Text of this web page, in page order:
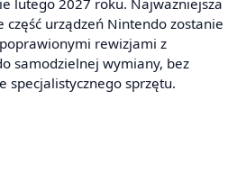
lutego 2027 roku. Najważniejsza
część urządzeń Nintendo zostanie
rewizjami z
samodzielnej wymiany, bez
specjalistycznego sprzętu.